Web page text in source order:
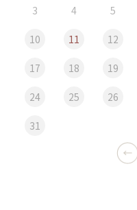
3 4 5
10 11 12
17 18 19
24 25 26
31